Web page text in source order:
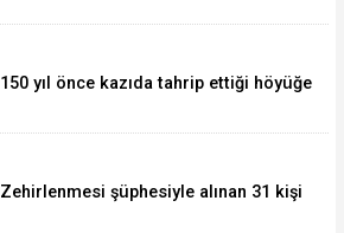
150 yıl önce kazıda tahrip ettiği höyüğe
Zehirlenmesi şüphesiyle alınan 31 kişi